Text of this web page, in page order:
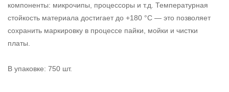
компоненты: микрочипы, процессоры и т.д. Температурная
стойкость материала достигает до +180 °С — это позволяет
сохранить маркировку в процессе пайки, мойки и чистки
платы.
В упаковке: 750 шт.